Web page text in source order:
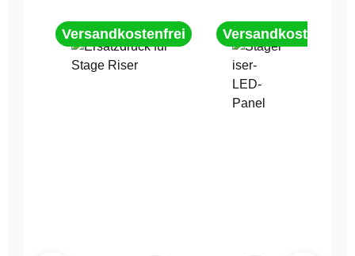
Versandkostenfrei Versandkostenfrei